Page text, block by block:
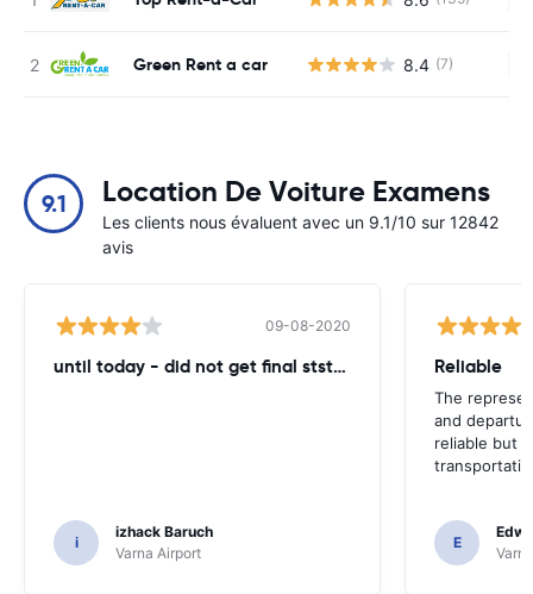
Green Rent a car 8.4 (7)
9.1 Location De Voiture Examens
Les clients nous évaluent avec un 9.1/10 sur 12842
avis
09-08-2020
until today - did not get final ststemant of the rent !!
i
izhack Baruch
Varna Airport
Reliable
The
and
reliable but
E